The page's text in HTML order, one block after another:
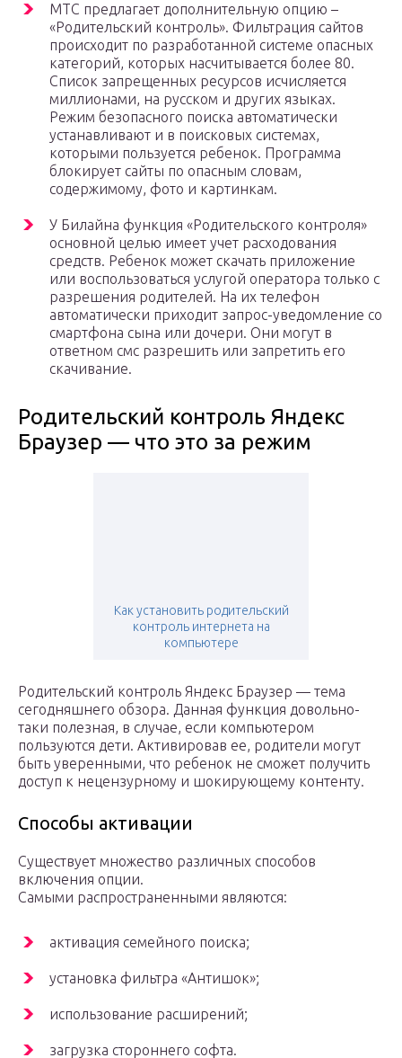
МТС предлагает дополнительную опцию –
«Родительский контроль». Фильтрация сайтов
происходит по разработанной системе опасных
категорий, которых насчитывается более 80.
Список запрещенных ресурсов исчисляется
миллионами, на русском и других языках.
Режим безопасного поиска автоматически
устанавливают и в поисковых системах,
которыми пользуется ребенок. Программа
блокирует сайты по опасным словам,
содержимому, фото и картинкам.
У Билайна функция «Родительского контроля»
основной целью имеет учет расходования
средств. Ребенок может скачать приложение
или воспользоваться услугой оператора только с
разрешения родителей. На их телефон
автоматически приходит запрос-уведомление со
смартфона сына или дочери. Они могут в
ответном смс разрешить или запретить его
скачивание.
Родительский контроль Яндекс
Браузер — что это за режим
Как установить родительский
контроль интернета на
компьютере
Родительский контроль Яндекс Браузер — тема
сегодняшнего обзора. Данная функция довольно-
таки полезная, в случае, если компьютером
пользуются дети. Активировав ее, родители могут
быть уверенными, что ребенок не сможет получить
доступ к нецензурному и шокирующему контенту.
Способы активации
Существует множество различных способов
включения опции.
Самыми распространенными являются:
активация семейного поиска;
установка фильтра «Антишок»;
использование расширений;
загрузка стороннего софта.